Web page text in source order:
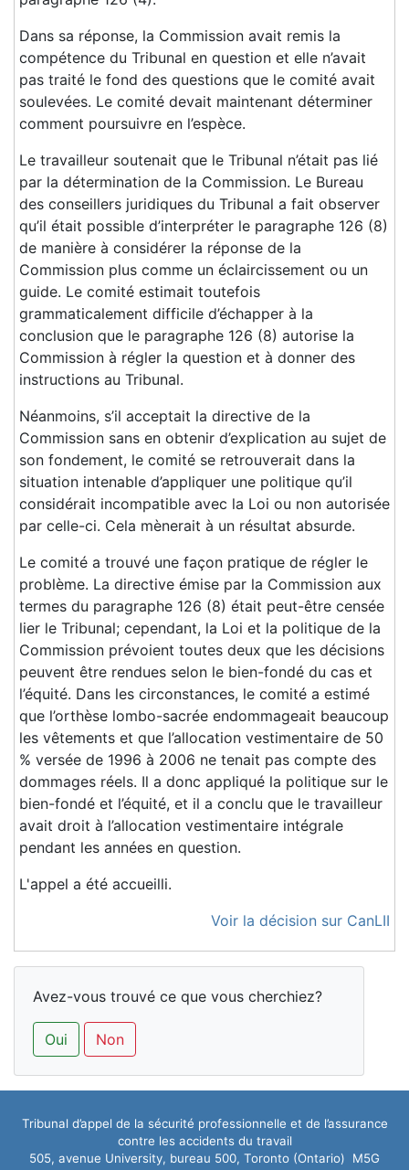
Dans sa réponse, la Commission avait remis la
compétence du Tribunal en question et elle n’avait
pas traité le fond des questions que le comité avait
soulevées. Le comité devait maintenant déterminer
comment poursuivre en l’espèce.
Le travailleur soutenait que le Tribunal n’était pas lié
par la détermination de la Commission. Le Bureau
des conseillers juridiques du Tribunal a fait observer
qu’il était possible d’interpréter le paragraphe 126 (8)
de manière à considérer la réponse de la
Commission plus comme un éclaircissement ou un
guide. Le comité estimait toutefois
grammaticalement difficile d’échapper à la
conclusion que le paragraphe 126 (8) autorise la
Commission à régler la question et à donner des
instructions au Tribunal.
Néanmoins, s’il acceptait la directive de la
Commission sans en obtenir d’explication au sujet de
son fondement, le comité se retrouverait dans la
situation intenable d’appliquer une politique qu’il
considérait incompatible avec la Loi ou non autorisée
par celle-ci. Cela mènerait à un résultat absurde.
Le comité a trouvé une façon pratique de régler le
problème. La directive émise par la Commission aux
termes du paragraphe 126 (8) était peut-être censée
lier le Tribunal; cependant, la Loi et la politique de la
Commission prévoient toutes deux que les décisions
peuvent être rendues selon le bien-fondé du cas et
l’équité. Dans les circonstances, le comité a estimé
que l’orthèse lombo-sacrée endommageait beaucoup
les vêtements et que l’allocation vestimentaire de 50
% versée de 1996 à 2006 ne tenait pas compte des
dommages réels. Il a donc appliqué la politique sur le
bien-fondé et l’équité, et il a conclu que le travailleur
avait droit à l’allocation vestimentaire intégrale
pendant les années en question.
L'appel a été accueilli.
Voir la décision sur CanLII
Avez-vous trouvé ce que vous cherchiez?
Oui Non
Tribunal d’appel de la sécurité professionnelle et de l’assurance
contre les accidents du travail
505, avenue University, bureau 500, Toronto (Ontario) M5G